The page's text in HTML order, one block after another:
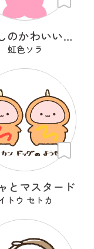
わたしのかわいいせかい
虹色ソラ
とマスタード
トウ セトカ